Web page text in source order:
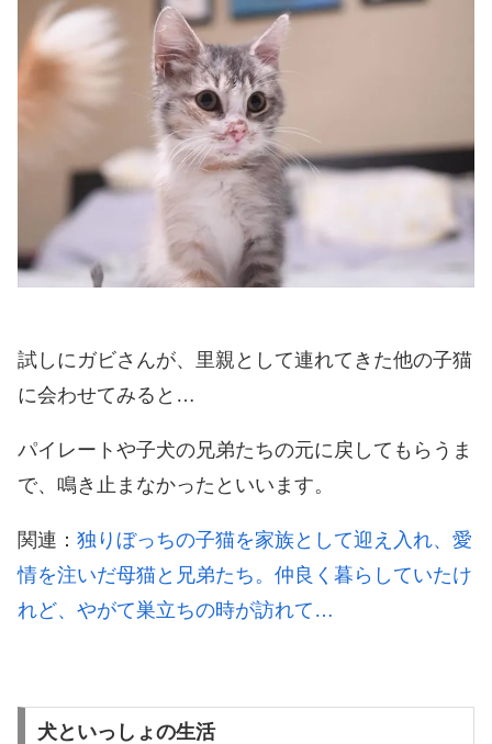
試しにガビさんが、里親として連れてきた他の子猫
に会わせてみると…
パイレートや子犬の兄弟たちの元に戻してもらうま
で、鳴き止まなかったといいます。
関連： 独りぼっちの子猫を家族として迎え入れ、愛
情を注いだ母猫と兄弟たち。仲良く暮らしていたけ
れど、やがて巣立ちの時が訪れて…
犬といっしょの生活